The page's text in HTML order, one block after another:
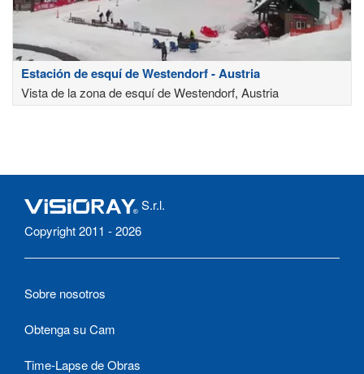
Estación de esquí de Westendorf - Austria
Vista de la zona de esquí de Westendorf, Austria
S.r.l.
Copyright 2011 - 2026
Sobre nosotros
Obtenga su Cam
Time-Lapse de Obras